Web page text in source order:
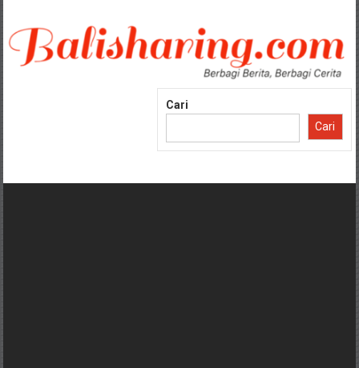
konten
Cari
Cari